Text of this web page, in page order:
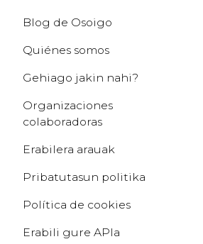
Blog de Osoigo
Quiénes somos
Gehiago jakin nahi?
Organizaciones
colaboradoras
Erabilera arauak
Pribatutasun politika
Política de cookies
Erabili gure APIa